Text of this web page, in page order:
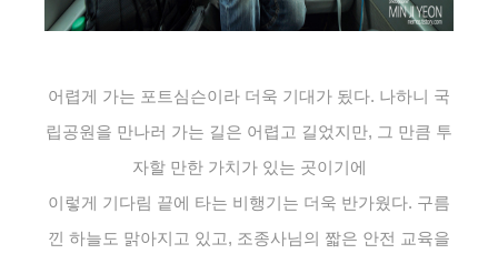
어렵게 가는 포트심슨이라 더욱 기대가 됬다. 나하니 국
립공원을 만나러 가는 길은 어렵고 길었지만, 그 만큼 투
자할 만한 가치가 있는 곳이기에
이렇게 기다림 끝에 타는 비행기는 더욱 반가웠다. 구름
낀 하늘도 맑아지고 있고, 조종사님의 짧은 안전 교육을